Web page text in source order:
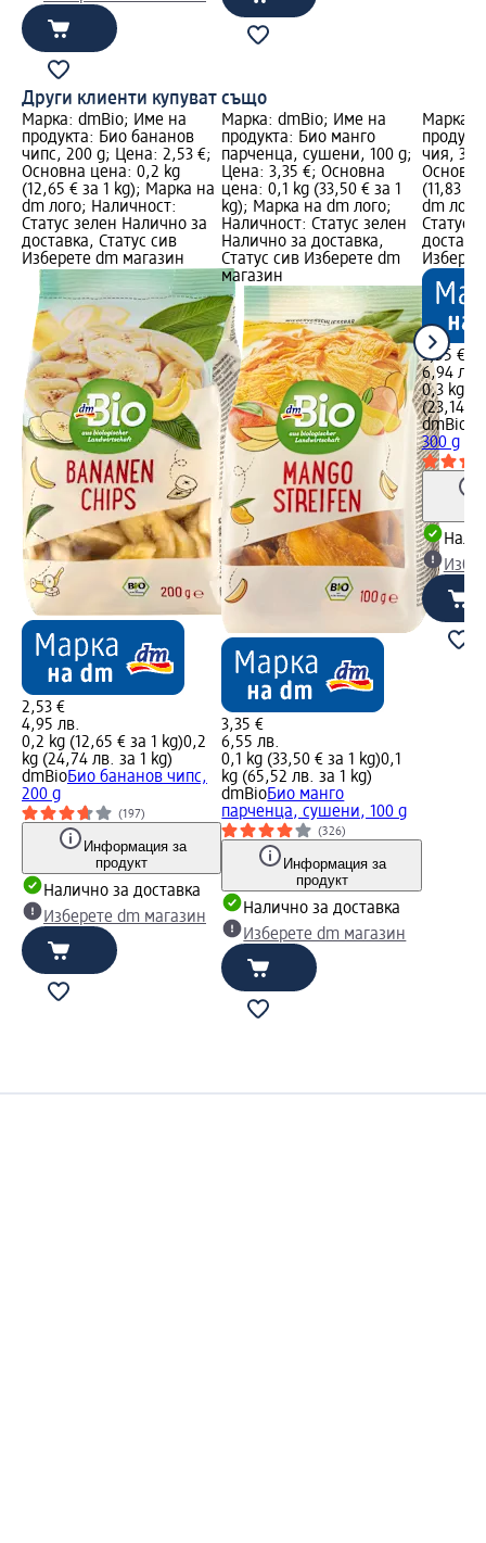
Други клиенти купуват също
Марка: dmBio; Име на
продукта: Био бананов
чипс, 200 g; Цена: 2,53 €;
Основна цена: 0,2 kg
(12,65 € за 1 kg); Марка на
dm лого; Наличност:
Статус зелен Налично за
доставка, Статус сив
Изберете dm магазин
2,53 €
4,95 лв.
0,2 kg (12,65 € за 1 kg)0,2
kg (24,74 лв. за 1 kg)
dmBioБио бананов чипс,
200 g
(197)
Информация за
продукт
Налично за доставка
Изберете dm магазин
Марка: dmBio; Име на
продукта: Био манго
парченца, сушени, 100 g;
Цена: 3,35 €; Основна
цена: 0,1 kg (33,50 € за 1
kg); Марка на dm лого;
Наличност: Статус зелен
Налично за доставка,
Статус сив Изберете dm
магазин
3,35 €
6,55 лв.
0,1 kg (33,50 € за 1 kg)0,1
kg (65,52 лв. за 1 kg)
dmBioБио манго
парченца, сушени, 100 g
(326)
Информация за
продукт
Налично за доставка
Изберете dm магазин
Марка:
чия,
(11,83 €
dm
Статус
3,55 €
6,94 лв.
0,3 kg
(23,14
dmBio
300 g